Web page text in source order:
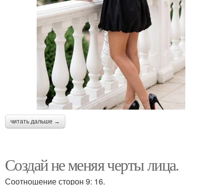
читать дальше →
Создай не меняя черты лица.
Соотношение сторон 9: 16.